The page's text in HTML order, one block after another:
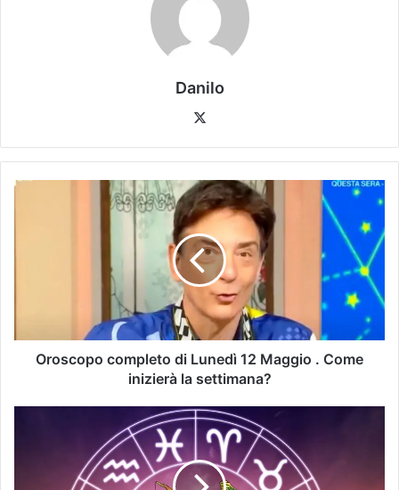
Danilo
Oroscopo completo di Lunedì 12 Maggio . Come
inizierà la settimana?